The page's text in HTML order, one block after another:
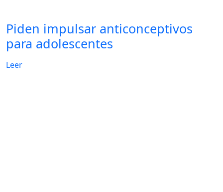
Piden impulsar anticonceptivos
para adolescentes
Leer